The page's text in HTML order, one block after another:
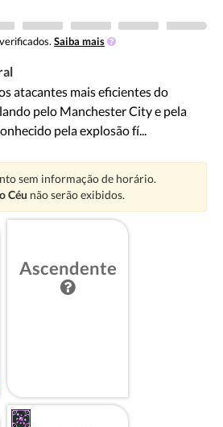
Saiba mais
atacantes mais eficientes do
pelo Manchester City e pela
pela explosão fí...
sem informação de horário.
Céu não serão exibidos.
Ascendente